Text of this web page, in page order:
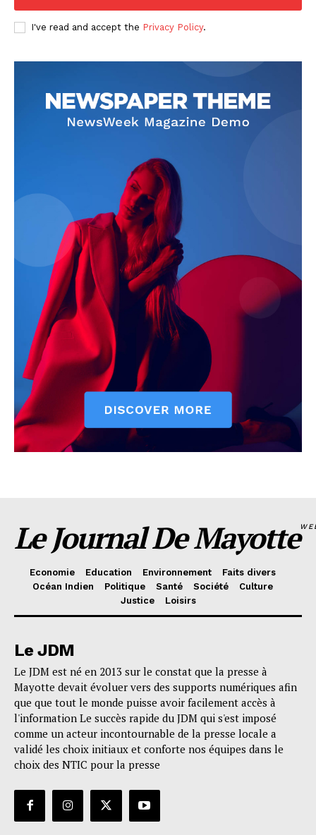
I've read and accept the Privacy Policy.
Le Journal De Mayotte
Economie Education Environnement
Faits divers
Océan Indien
Politique Santé Société
Culture
Justice
Loisirs
Le JDM
Le JDM est né en 2013 sur le constat que la presse à
Mayotte devait évoluer vers des supports numériques afin
que que tout le monde puisse avoir facilement accès à
l'information Le succès rapide du JDM qui s'est imposé
comme un acteur incontournable de la presse locale a
validé les choix initiaux et conforte nos équipes dans le
choix des NTIC pour la presse